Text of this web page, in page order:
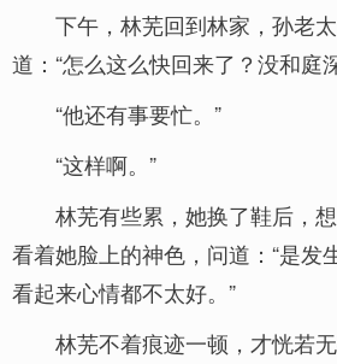
下午，林芜回到林家，孙老
道：“怎么这么快回来了？没和庭
“他还有事要忙。”
“这样啊。”
林芜有些累，她换了鞋后，
看着她脸上的神色，问道：“是发
看起来心情都不太好。”
林芜不着痕迹一顿，才恍若